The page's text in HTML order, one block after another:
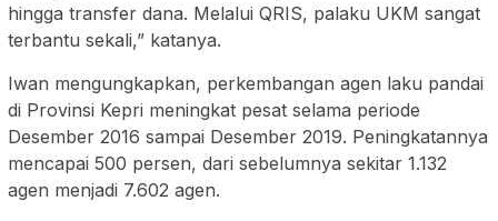
hingga transfer dana. Melalui QRIS, palaku UKM sangat
terbantu sekali,” katanya.
Iwan mengungkapkan, perkembangan agen laku pandai
di Provinsi Kepri meningkat pesat selama periode
Desember 2016 sampai Desember 2019. Peningkatannya
mencapai 500 persen, dari sebelumnya sekitar 1.132
agen menjadi 7.602 agen.